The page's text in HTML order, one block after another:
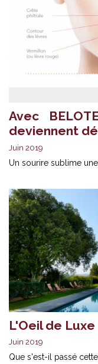
Avec
deviennent
Juin 2019
Un sourire sublime
L'Oeil de
Juin 2019
Que s'est-il passé